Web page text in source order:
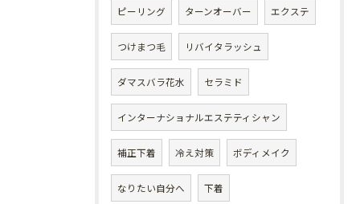
ピーリング ターンオーバー エクステ
つけまつ毛 リバイタラッシュ
ダマスバラ花水 セラミド
インターナショナルエステティシャン
補正下着 冷え対策 ボディメイク
なりたい自分へ 下着